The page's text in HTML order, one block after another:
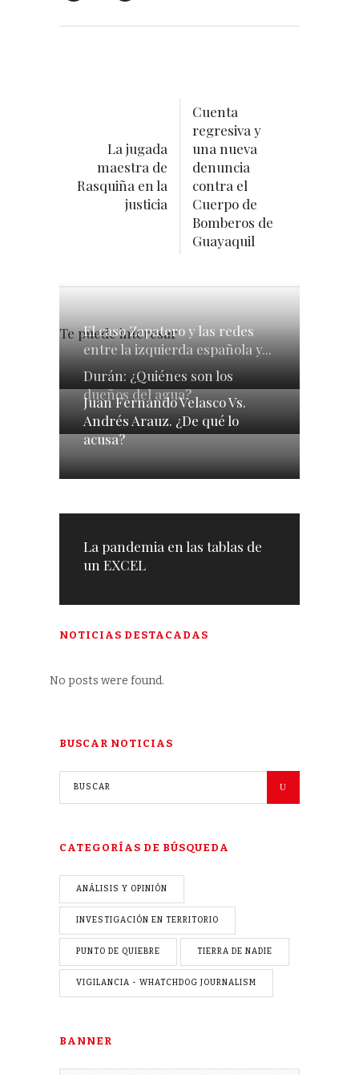
La jugada
maestra de
Rasquiña en la
justicia
Cuenta
regresiva y
una nueva
denuncia
contra el
Cuerpo de
Bomberos de
Guayaquil
Te puede interesar
El caso Zapatero y las redes
entre la izquierda española y...
Durán: ¿Quiénes son los
dueños del agua?
Juan Fernando Velasco Vs.
Andrés Arauz. ¿De qué lo
acusa?
La pandemia en las tablas de
un EXCEL
NOTICIAS DESTACADAS
No posts were found.
BUSCAR NOTICIAS
CATEGORÍAS DE BÚSQUEDA
ANÁLISIS Y OPINIÓN
INVESTIGACIÓN EN TERRITORIO
PUNTO DE QUIEBRE TIERRA DE NADIE
VIGILANCIA - WHATCHDOG JOURNALISM
BANNER